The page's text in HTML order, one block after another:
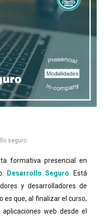
seguro
formativa presencial en
Desarrollo Seguro . Está
y desarrolladores de
es que, al finalizar el curso,
web desde el